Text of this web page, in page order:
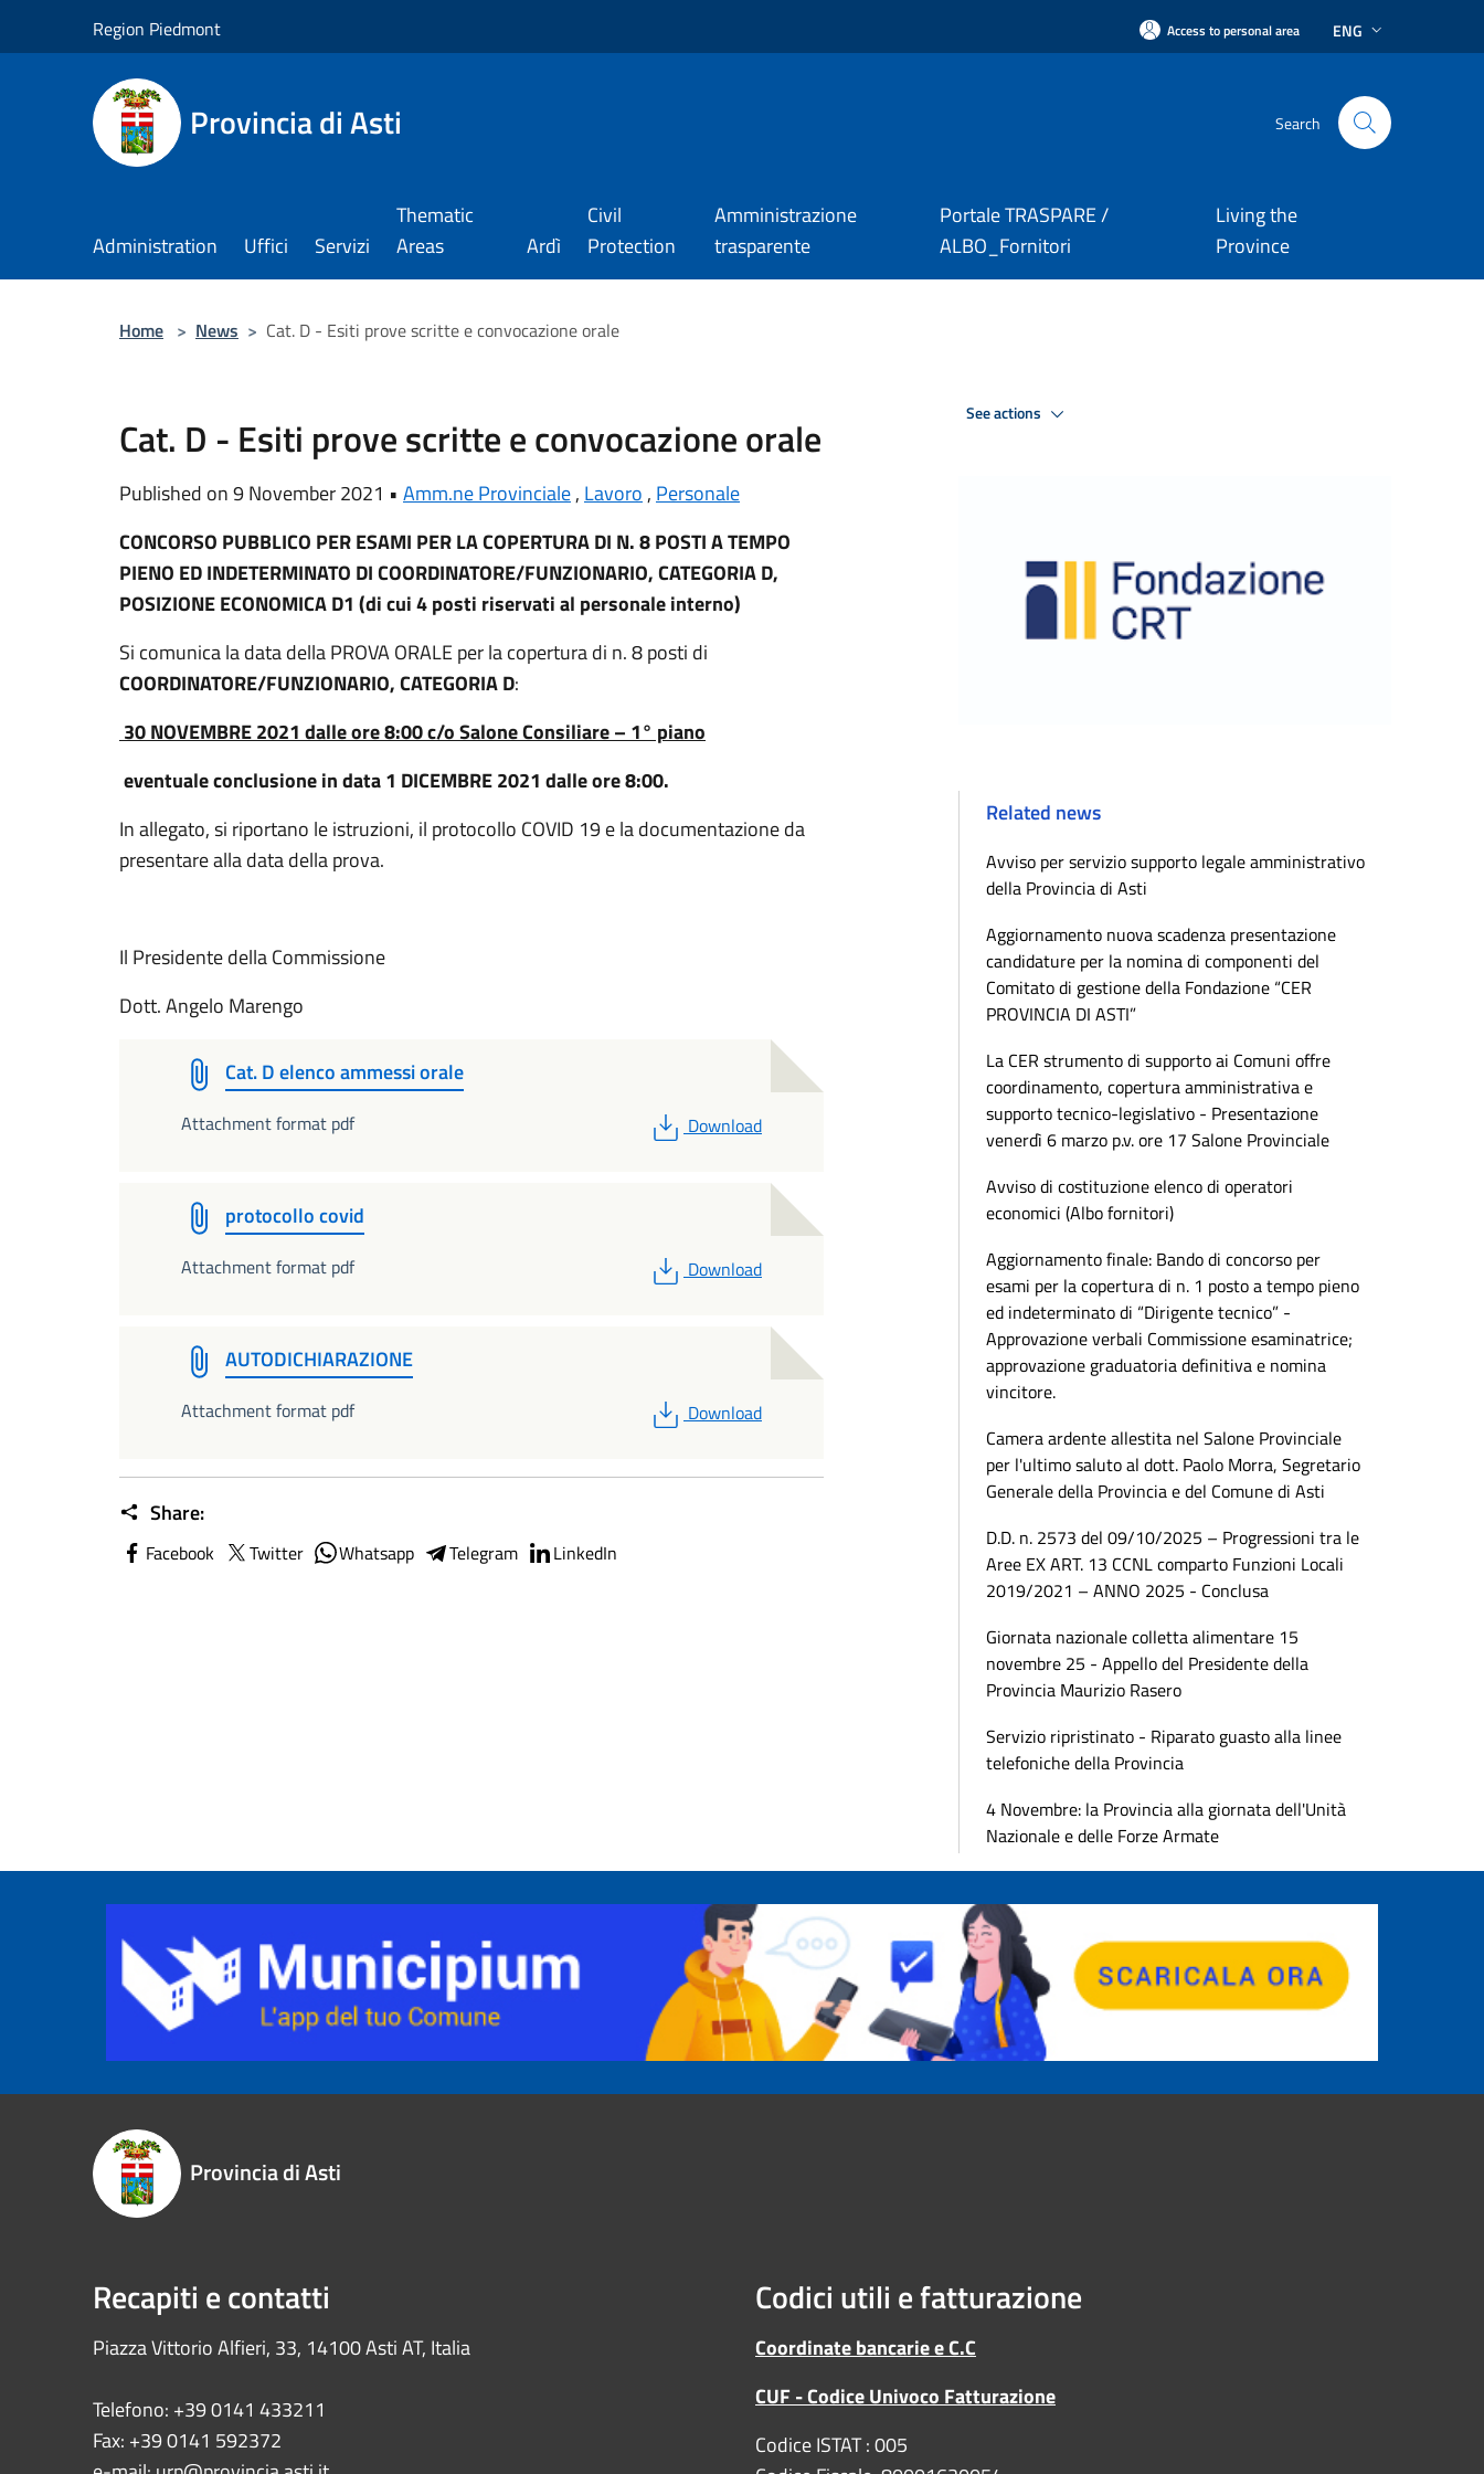
Region Piedmont Access to personal area ENG
Provincia di Asti Search
Administration Uffici Servizi
Thematic
Areas
Ardì
Civil
Protection
Amministrazione
trasparente
Portale TRASPARE /
ALBO_Fornitori
Living the
Province
Home > News > Cat. D - Esiti prove scritte e convocazione orale
Cat. D - Esiti prove scritte e convocazione orale
Published on 9 November 2021 • Amm.ne Provinciale, Lavoro , Personale
CONCORSO PUBBLICO PER ESAMI PER LA COPERTURA DI N. 8 POSTI A TEMPO
PIENO ED INDETERMINATO DI COORDINATORE/FUNZIONARIO, CATEGORIA D,
POSIZIONE ECONOMICA D1 (di cui 4 posti riservati al personale interno)
Si comunica la data della PROVA ORALE per la copertura di n. 8 posti di
COORDINATORE/FUNZIONARIO, CATEGORIA D:
30 NOVEMBRE 2021 dalle ore 8:00 c/o Salone Consiliare – 1° piano
eventuale conclusione in data 1 DICEMBRE 2021 dalle ore 8:00.
In allegato, si riportano le istruzioni, il protocollo COVID 19 e la documentazione da
presentare alla data della prova.
Il Presidente della Commissione
Dott. Angelo Marengo
Cat. D elenco ammessi orale
Attachment format pdf PDF
Download
protocollo covid
Attachment format pdf PDF
Download
AUTODICHIARAZIONE
Attachment format pdf PDF
Download
Share:
Facebook Twitter Whatsapp Telegram LinkedIn
See actions
Related news
Avviso per servizio supporto legale amministrativo
della Provincia di Asti
Aggiornamento nuova scadenza presentazione
candidature per la nomina di componenti del
Comitato di gestione della Fondazione “CER
PROVINCIA DI ASTI”
La CER strumento di supporto ai Comuni offre
coordinamento, copertura amministrativa e
supporto tecnico-legislativo - Presentazione
venerdì 6 marzo p.v. ore 17 Salone Provinciale
Avviso di costituzione elenco di operatori
economici (Albo fornitori)
Aggiornamento finale: Bando di concorso per
esami per la copertura di n. 1 posto a tempo pieno
ed indeterminato di “Dirigente tecnico” -
Approvazione verbali Commissione esaminatrice;
approvazione graduatoria definitiva e nomina
vincitore.
Camera ardente allestita nel Salone Provinciale
per l'ultimo saluto al dott. Paolo Morra, Segretario
Generale della Provincia e del Comune di Asti
D.D. n. 2573 del 09/10/2025 – Progressioni tra le
Aree EX ART. 13 CCNL comparto Funzioni Locali
2019/2021 – ANNO 2025 - Conclusa
Giornata nazionale colletta alimentare 15
novembre 25 - Appello del Presidente della
Provincia Maurizio Rasero
Servizio ripristinato - Riparato guasto alla linee
telefoniche della Provincia
4 Novembre: la Provincia alla giornata dell'Unità
Nazionale e delle Forze Armate
Provincia di Asti
Recapiti e contatti
Piazza Vittorio Alfieri, 33, 14100 Asti AT, Italia
Telefono: +39 0141 433211
Fax: +39 0141 592372
Codici utili e fatturazione
Coordinate bancarie e C.C
CUF - Codice Univoco Fatturazione
Codice ISTAT : 005